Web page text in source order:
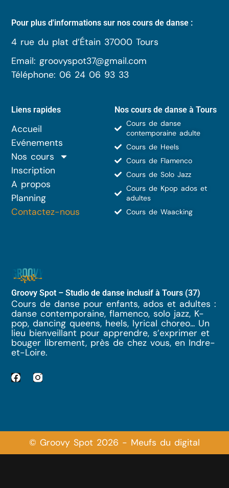
Groovy Spot – Studio de danse inclusif à Tours (37)
Cours de danse pour enfants, ados et adultes :
danse contemporaine, flamenco, solo jazz, K-
pop, dancing queens, heels, lyrical choreo... Un
lieu bienveillant pour apprendre, s’exprimer et
bouger librement, près de chez vous, en Indre-
et-Loire.
Nos cours de danse à Tours
Cours de danse
contemporaine adulte
Cours de Heels
Cours de Flamenco
Cours de Solo Jazz
Cours de Kpop ados et
adultes
Cours de Waacking
Liens rapides
Accueil
Evénements
Nos cours
Inscription
A propos
Planning
Contactez-nous
Pour plus d'informations sur nos cours de danse :
4 rue du plat d’Étain 37000 Tours
Email: groovyspot37@gmail.com
Téléphone: 06 24 06 93 33
© Groovy Spot 2026 - Meufs du digital